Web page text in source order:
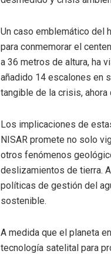
Un caso emblemático del
para conmemorar el
a 36 metros de altura, ha
añadido 14 escalones en
tangible de la crisis,
Los implicaciones de
NISAR promete no solo
otros fenómenos
deslizamientos de tierra.
políticas de gestión del
sostenible.
A medida que el planeta
tecnología satelital para